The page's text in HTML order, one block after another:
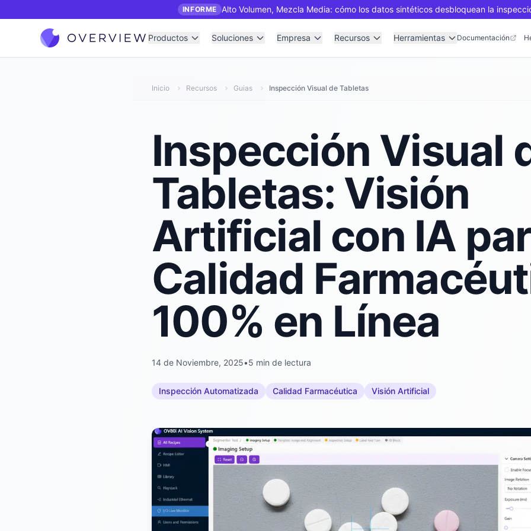
INFORME Alto Volumen, Mezcla Media: cómo los datos sintéticos desbloquean la
Productos Soluciones Empresa Recursos Herramientas Documentación
Inicio Recursos Guias Inspección Visual de Tabletas
Inspección Visual
Tabletas: Visión
Artificial con IA
Calidad
100% en Línea
14 de Noviembre, 2025•5 min de lectura
Inspección Automatizada Calidad Farmacéutica Visión Artificial